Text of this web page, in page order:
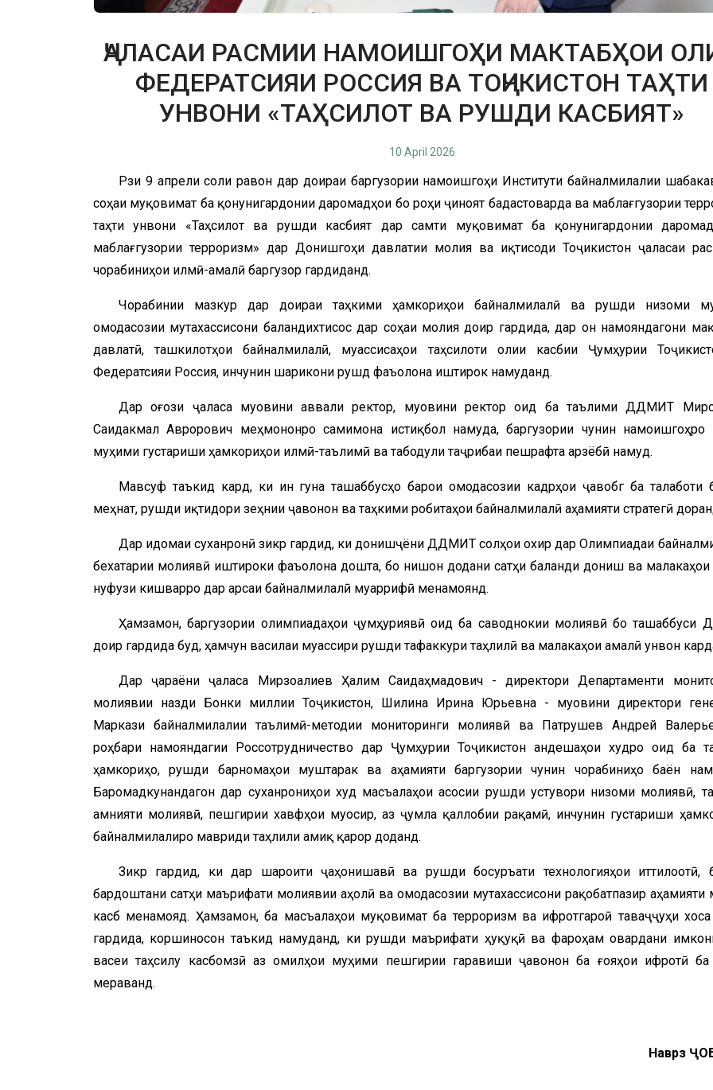
ҶАЛАСАИ РАСМИИ НАМОИШГОҲИ МАКТАБҲОИ
ФЕДЕРАТСИЯИ РОССИЯ ВА ТОҶИКИСТОН ТАҲТИ
УНВОНИ «ТАҲСИЛОТ ВА РУШДИ КАСБИЯТ»
10 April 2026
Рӯзи 9 апрели соли равон дар доираи баргузории намоишгоҳи Институти байналмилалии
соҳаи муқовимат ба қонунигардонии даромадҳои бо роҳи ҷиноят бадастоварда ва маблағгузории
таҳти унвони «Таҳсилот ва рушди касбият дар самти муқовимат ба қонунигардонии
маблағгузории терроризм» дар Донишгоҳи давлатии молия ва иқтисоди Тоҷикистон ҷаласаи
чорабиниҳои илмӣ-амалӣ баргузор гардиданд.
Чорабинии мазкур дар доираи таҳкими ҳамкориҳои байналмилалӣ ва рушди низоми
омодасозии мутахассисони баландихтисос дар соҳаи молия доир гардида, дар он намояндагони
давлатӣ, ташкилотҳои байналмилалӣ, муассисаҳои таҳсилоти олии касбии Ҷумҳурии
Федератсияи Россия, инчунин шарикони рушд фаъолона иштирок намуданд.
Дар оғози ҷаласа муовини аввали ректор, муовини ректор оид ба таълими ДДМИТ
Саидакмал Аврорович меҳмононро самимона истиқбол намуда, баргузории чунин намоишгоҳро
муҳими густариши ҳамкориҳои илмӣ-таълимӣ ва табодули таҷрибаи пешрафта арзёбӣ намуд.
Мавсуф таъкид кард, ки ин гуна ташаббусҳо барои омодасозии кадрҳои ҷавобгӯ ба талаботи
меҳнат, рушди иқтидори зеҳнии ҷавонон ва таҳкими робитаҳои байналмилалӣ аҳамияти стратегӣ
Дар идомаи суханронӣ зикр гардид, ки донишҷӯёни ДДМИТ солҳои охир дар Олимпиадаи
бехатарии молиявӣ иштироки фаъолона дошта, бо нишон додани сатҳи баланди дониш ва малакаҳои
нуфузи кишварро дар арсаи байналмилалӣ муаррифӣ менамоянд.
Ҳамзамон, баргузории олимпиадаҳои ҷумҳуриявӣ оид ба саводнокии молиявӣ бо ташаббуси
доир гардида буд, ҳамчун василаи муассири рушди тафаккури таҳлилӣ ва малакаҳои амалӣ унвон
Дар ҷараёни ҷаласа Мирзоалиев Ҳалим Саидаҳмадович - директори Департаменти
молиявии назди Бонки миллии Тоҷикистон, Шилина Ирина Юрьевна - муовини директори
Маркази байналмилалии таълимӣ-методии мониторинги молиявӣ ва Патрушев Андрей
роҳбари намояндагии Россотрудничество дар Ҷумҳурии Тоҷикистон андешаҳои худро оид ба
ҳамкориҳо, рушди барномаҳои муштарак ва аҳамияти баргузории чунин чорабиниҳо баён
Баромадкунандагон дар суханрониҳои худ масъалаҳои асосии рушди устувори низоми молиявӣ,
амнияти молиявӣ, пешгирии хавфҳои муосир, аз ҷумла қаллобии рақамӣ, инчунин густариши
байналмилалиро мавриди таҳлили амиқ қарор доданд.
Зикр гардид, ки дар шароити ҷаҳонишавӣ ва рушди босуръати технологияҳои иттилоотӣ,
бардоштани сатҳи маърифати молиявии аҳолӣ ва омодасозии мутахассисони рақобатпазир аҳамияти
касб менамояд. Ҳамзамон, ба масъалаҳои муқовимат ба терроризм ва ифротгароӣ таваҷҷуҳи
гардида, коршиносон таъкид намуданд, ки рушди маърифати ҳуқуқӣ ва фароҳам овардани
васеи таҳсилу касбомӯзӣ аз омилҳои муҳими пешгирии гаравиши ҷавонон ба ғояҳои ифротӣ ба
мераванд.
Наврӯз